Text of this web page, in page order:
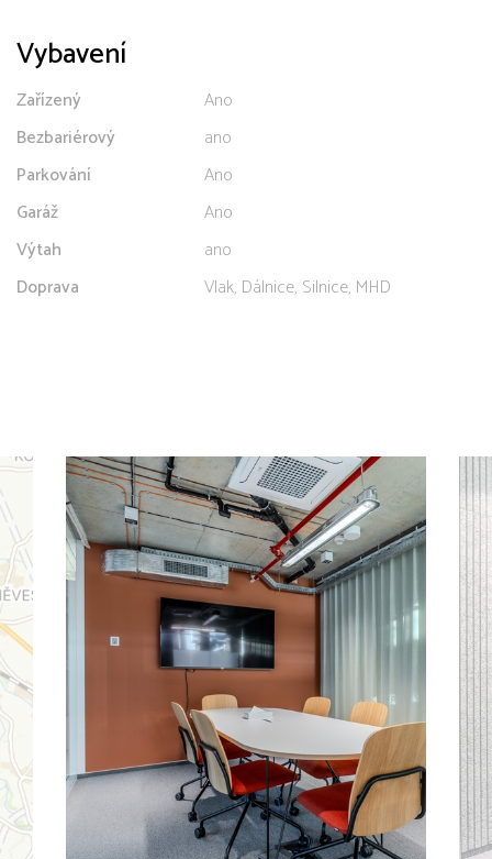
Vybavení
Zařízený
Ano
Bezbariérový
ano
Parkování
Ano
Garáž
Ano
Výtah
ano
Doprava
Vlak, Dálnice, Silnice, MHD